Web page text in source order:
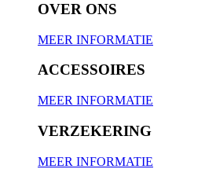
OVER ONS
MEER INFORMATIE
ACCESSOIRES
MEER INFORMATIE
VERZEKERING
MEER INFORMATIE